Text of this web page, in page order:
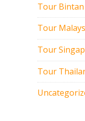
Tour Bintan
Tour
Tour
Tour